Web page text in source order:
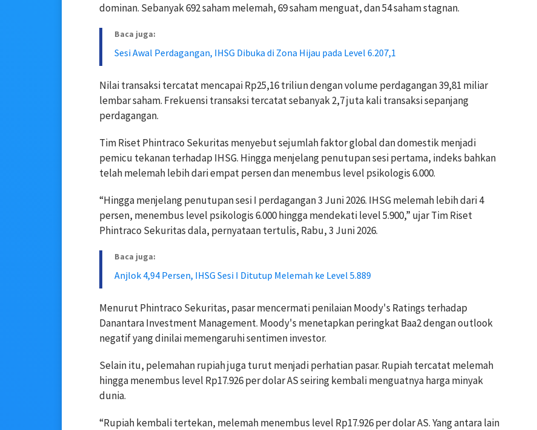
dominan. Sebanyak 692 saham melemah, 69 saham menguat, dan 54 saham stagnan.
Baca juga:
Sesi Awal Perdagangan, IHSG Dibuka di Zona Hijau pada Level 6.207,1
Nilai transaksi tercatat mencapai Rp25,16 triliun dengan volume perdagangan 39,81 miliar
lembar saham. Frekuensi transaksi tercatat sebanyak 2,7 juta kali transaksi sepanjang
perdagangan.
Tim Riset Phintraco Sekuritas menyebut sejumlah faktor global dan domestik menjadi
pemicu tekanan terhadap IHSG. Hingga menjelang penutupan sesi pertama, indeks bahkan
telah melemah lebih dari empat persen dan menembus level psikologis 6.000.
“Hingga menjelang penutupan sesi I perdagangan 3 Juni 2026. IHSG melemah lebih dari 4
persen, menembus level psikologis 6.000 hingga mendekati level 5.900,” ujar Tim Riset
Phintraco Sekuritas dala, pernyataan tertulis, Rabu, 3 Juni 2026.
Baca juga:
Anjlok 4,94 Persen, IHSG Sesi I Ditutup Melemah ke Level 5.889
Menurut Phintraco Sekuritas, pasar mencermati penilaian Moody's Ratings terhadap
Danantara Investment Management. Moody's menetapkan peringkat Baa2 dengan outlook
negatif yang dinilai memengaruhi sentimen investor.
Selain itu, pelemahan rupiah juga turut menjadi perhatian pasar. Rupiah tercatat melemah
hingga menembus level Rp17.926 per dolar AS seiring kembali menguatnya harga minyak
dunia.
“Rupiah kembali tertekan, melemah menembus level Rp17.926 per dolar AS. Yang antara lain